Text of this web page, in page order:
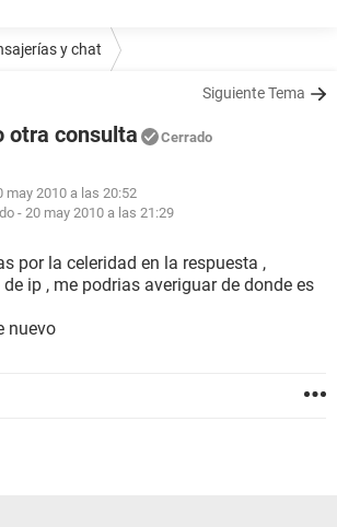
y chat
Siguiente Tema
otra consulta Cerrado
may 2010 a las 20:52
-20 may 2010 a las 21:29
por la celeridad en la respuesta ,
ip , me podrias averiguar de donde es
nuevo